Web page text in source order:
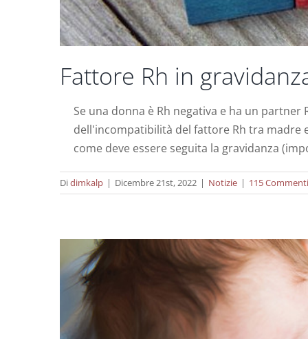
Fattore Rh in
Se una donna è Rh negativa e ha un
dell'incompatibilità del fattore Rh tra madre
come deve essere seguita la gravidanza
Didimkalp | Dicembre 21st, 2022 | Notizie | 115 Commenti
Perdite in